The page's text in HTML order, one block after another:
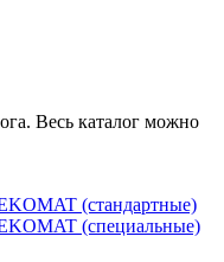
Весь каталог можно
(стандартные)
(специальные)